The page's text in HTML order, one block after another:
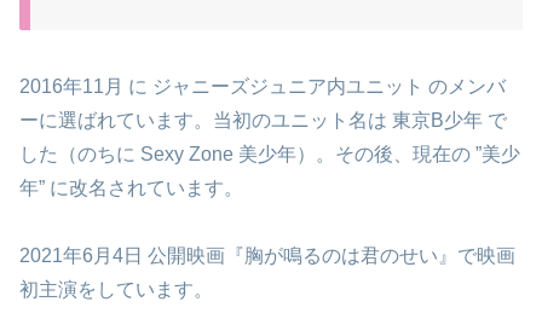
2016年11月 に ジャニーズジュニア内ユニット のメンバ
ーに選ばれています。当初のユニット名は 東京B少年 で
した（のちに Sexy Zone 美少年）。その後、現在の ”美少
年” に改名されています。
2021年6月4日 公開映画『胸が鳴るのは君のせい』で映画
初主演をしています。